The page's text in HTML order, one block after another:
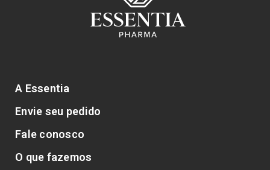
A Essentia
Envie seu pedido
Fale conosco
O que fazemos